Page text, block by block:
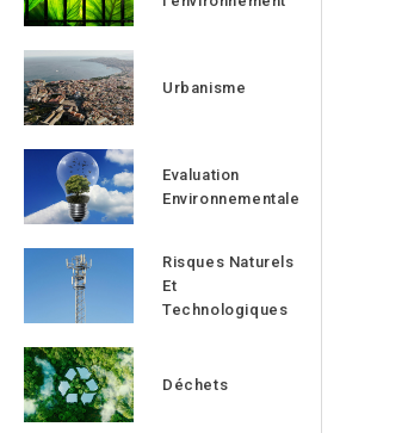
Urbanisme
Evaluation
Environnementale
Risques Naturels
Et
Technologiques
Déchets